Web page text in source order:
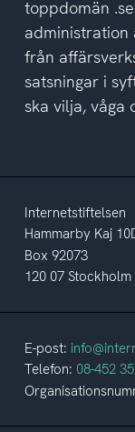
toppdomän
administration
från
satsningar i
ska vilja, våga
Internetstiftelsen
Hammarby Kaj
Box 92073
120 07 Stockholm
E-post:
Telefon: 08-452